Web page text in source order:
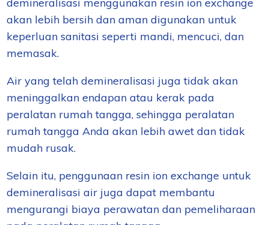
akan lebih bersih dan aman digunakan untuk
keperluan sanitasi seperti mandi, mencuci, dan
memasak.
Air yang telah demineralisasi juga tidak akan
meninggalkan endapan atau kerak pada
peralatan rumah tangga, sehingga peralatan
rumah tangga Anda akan lebih awet dan tidak
mudah rusak.
Selain itu, penggunaan resin ion exchange untuk
demineralisasi air juga dapat membantu
mengurangi biaya perawatan dan pemeliharaan